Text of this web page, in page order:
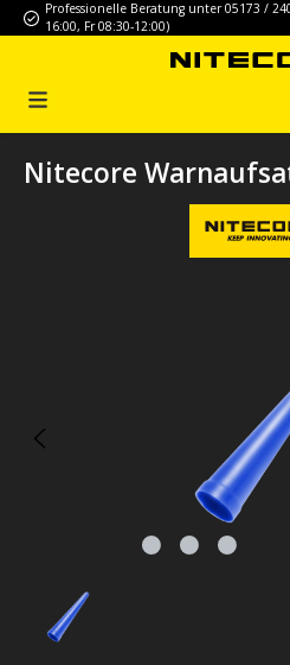
Zum Hauptinhalt springen
Professionelle Beratung unter 05173 /
16:00, Fr 08:30-12:00)
Nitecore